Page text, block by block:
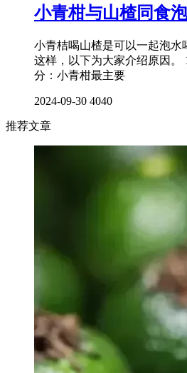
小青柑与山楂同食
小青桔喝山楂是可以一起泡水
这样，以下为大家介绍原因。
分：小青柑最主要
2024-09-30 4040
推荐文章